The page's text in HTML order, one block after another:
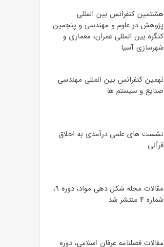
هشتمین کنفرانس بین المللی
پژوهش در علوم و مهندسی و پنجمین
کنگره بین المللی عمران، معماری و
شهرسازی آسیا
نهمین کنفرانس بین المللی مهندسی
صنایع و سیستم­ ها
نشست های علمی درآمدی به اخلاق
قرآنی
مقالات مجله شکل دهی مواد، دوره ۹،
شماره ۴ منتشر شد
مقالات فصلنامه عرفان اسلامی، دوره